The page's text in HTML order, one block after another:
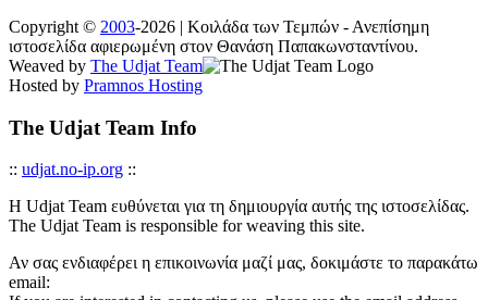
Copyright © 2003-2026 | Κοιλάδα των Τεμπών - Ανεπίσημη
ιστοσελίδα αφιερωμένη στον Θανάση Παπακωνσταντίνου.
Weaved by The Udjat Team
Hosted by Pramnos Hosting
The Udjat Team Info
:: udjat.no-ip.org ::
Η Udjat Team ευθύνεται για τη δημιουργία αυτής της ιστοσελίδας.
The Udjat Team is responsible for weaving this site.
Αν σας ενδιαφέρει η επικοινωνία μαζί μας, δοκιμάστε το παρακάτω
email: